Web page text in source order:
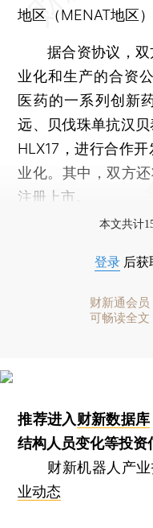
地区（MENAT地区）
据合资协议，双
业化和生产的合资
医药的一系列创新
远、贝伐珠单抗汉
HLX17，进行合作
业化。其中，双方
注册上市。
本文共计
登录 后获
财新通会员
可畅读全文
推荐进入财新数据库
结构人员变化等投资
财新机器人产业
业动态